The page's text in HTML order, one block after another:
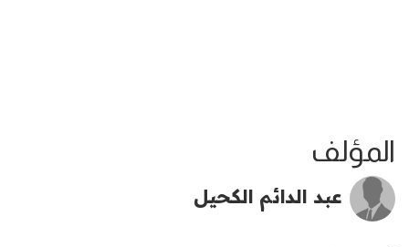
المؤلف
عبد الدائم الكحيل